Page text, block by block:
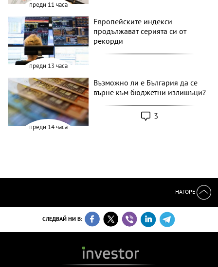
преди 11 часа
преди 13 часа
Европейските индекси
продължават серията си от
рекорди
преди 14 часа
Възможно ли е България да се
върне към бюджетни излишъци?
3
НАГОРЕ
СЛЕДВАЙ НИ В: